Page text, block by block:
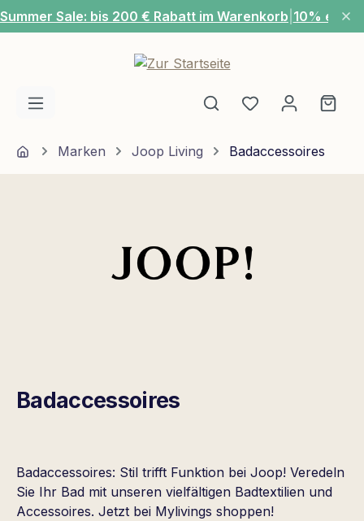
Zum Hauptinhalt springen
Summer Sale: bis 200 € Rabatt im Warenkorb 10% extra
Du hast 0
HomeMarken Joop Living Badaccessoires
Badaccessoires
Badaccessoires: Stil trifft Funktion bei Joop! Veredeln
Sie Ihr Bad mit unseren vielfältigen Badtextilien und
Accessoires. Jetzt bei Mylivings shoppen!